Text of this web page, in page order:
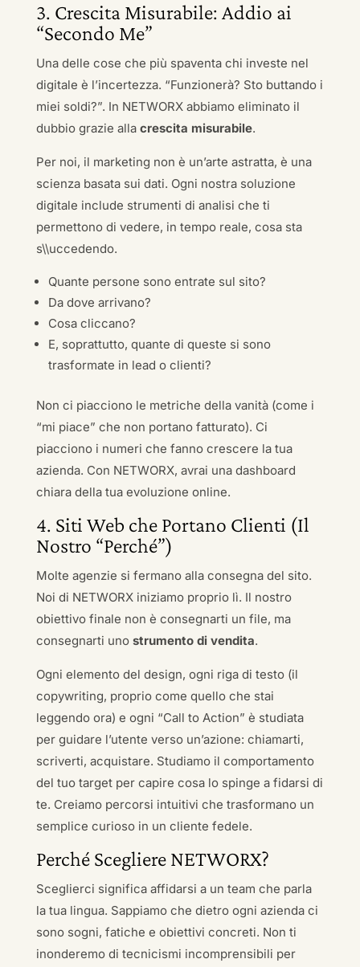
3. Crescita Misurabile: Addio ai
“Secondo Me”
Una delle cose che più spaventa chi investe nel
digitale è l’incertezza. “Funzionerà? Sto buttando i
miei soldi?”. In NETWORX abbiamo eliminato il
dubbio grazie alla crescita misurabile.
Per noi, il marketing non è un’arte astratta, è una
scienza basata sui dati. Ogni nostra soluzione
digitale include strumenti di analisi che ti
permettono di vedere, in tempo reale, cosa sta
s\\uccedendo.
Quante persone sono entrate sul sito?
Da dove arrivano?
Cosa cliccano?
E, soprattutto, quante di queste si sono
trasformate in lead o clienti?
Non ci piacciono le metriche della vanità (come i
“mi piace” che non portano fatturato). Ci
piacciono i numeri che fanno crescere la tua
azienda. Con NETWORX, avrai una dashboard
chiara della tua evoluzione online.
4. Siti Web che Portano Clienti (Il
Nostro “Perché”)
Molte agenzie si fermano alla consegna del sito.
Noi di NETWORX iniziamo proprio lì. Il nostro
obiettivo finale non è consegnarti un file, ma
consegnarti uno strumento di vendita.
Ogni elemento del design, ogni riga di testo (il
copywriting, proprio come quello che stai
leggendo ora) e ogni “Call to Action” è studiata
per guidare l’utente verso un’azione: chiamarti,
scriverti, acquistare. Studiamo il comportamento
del tuo target per capire cosa lo spinge a fidarsi di
te. Creiamo percorsi intuitivi che trasformano un
semplice curioso in un cliente fedele.
Perché Scegliere NETWORX?
Sceglierci significa affidarsi a un team che parla
la tua lingua. Sappiamo che dietro ogni azienda ci
sono sogni, fatiche e obiettivi concreti. Non ti
inonderemo di tecnicismi incomprensibili per